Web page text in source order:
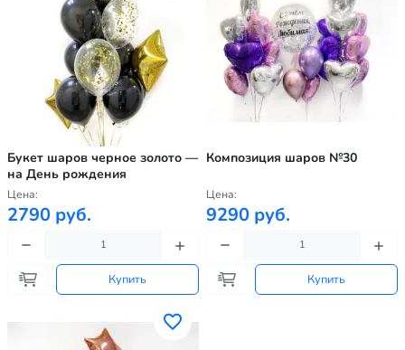
Букет шаров черное золото —
на День рождения
Цена:
2790 руб.
Купить
Композиция шаров №30
Цена:
9290 руб.
Купить